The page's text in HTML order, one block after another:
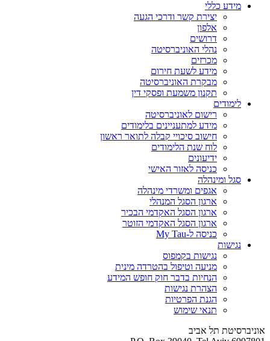
מידע כללי
יצירת קשר ודרכי הגעה
אלפון
דרושים
נהלי האוניברסיטה
מכרזים
מידע לשעת חירום
מבקרת האוניברסיטה
תקנון משמעת ופסקי דין
לימודים
רישום לאוניברסיטה
מידע למתעניינים בלימודים
חישוב סיכויי קבלה לתואר ראשון
לוח שנת הלימודים
ידיעונים
כניסה לאזור האישי
סגל ומינהלה
אגפים ומשרדי מינהלה
ארגון הסגל המנהלי
ארגון הסגל האקדמי הבכיר
ארגון הסגל האקדמי הזוטר
כניסה ל-My Tau
נגישות
נגישות בקמפוס
מניעה וטיפול בהטרדה מינית
הנחיות בדבר חוק חופש המידע
הצהרת נגישות
הגנת הפרטיות
תנאי שימוש
אוניברסיטת תל אביב